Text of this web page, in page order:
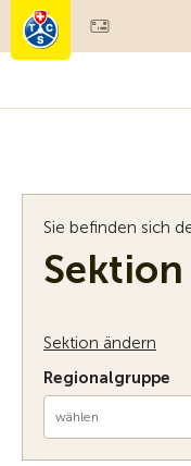
Mitgliedschaft &
Sie befinden sich
Sektion ändern
Regionalgruppe
wählen